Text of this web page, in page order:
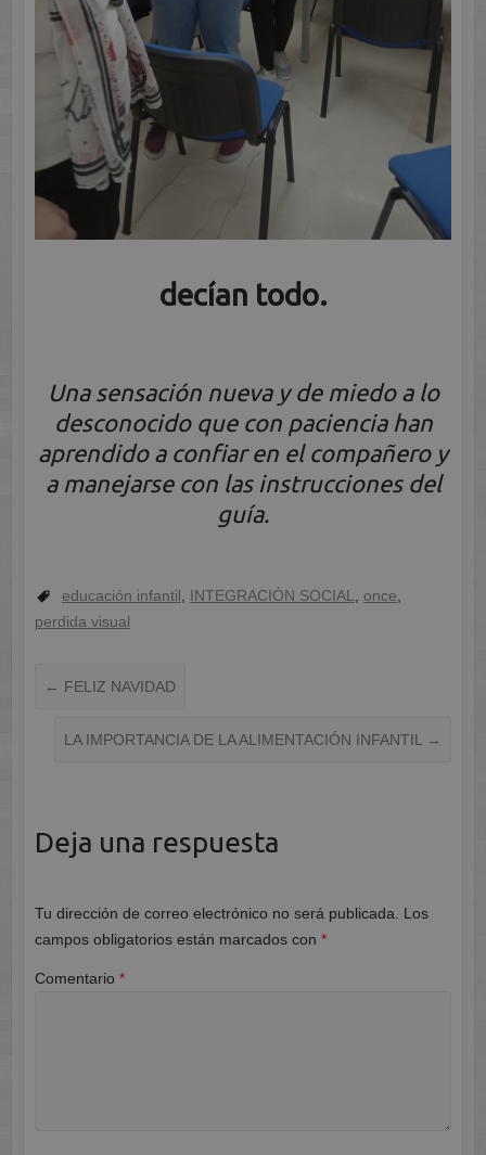
decían todo.
Una sensación nueva y de miedo a lo
desconocido que con paciencia han
aprendido a confiar en el compañero y
a manejarse con las instrucciones del
guía.
educación infantil INTEGRACIÓN SOCIAL once
perdida visual
← FELIZ NAVIDAD
LA IMPORTANCIA DE LA ALIMENTACIÓN INFANTIL →
Deja una respuesta
Tu dirección de correo electrónico no será publicada. Los
campos obligatorios están marcados con *
Comentario *